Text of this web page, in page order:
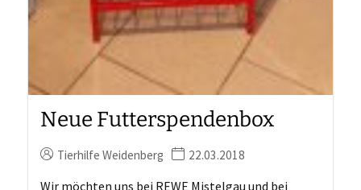
Neue Futterspendenbox
Tierhilfe Weidenberg 22.03.2018
Wir möchten uns bei REWE Mistelgau und bei